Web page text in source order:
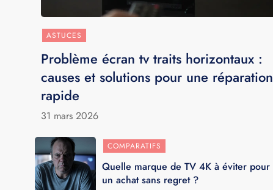
ASTUCES
Problème écran tv traits horizontaux :
causes et solutions pour une réparation
rapide
31 mars 2026
COMPARATIFS
Quelle marque de TV 4K à éviter pour
un achat sans regret ?